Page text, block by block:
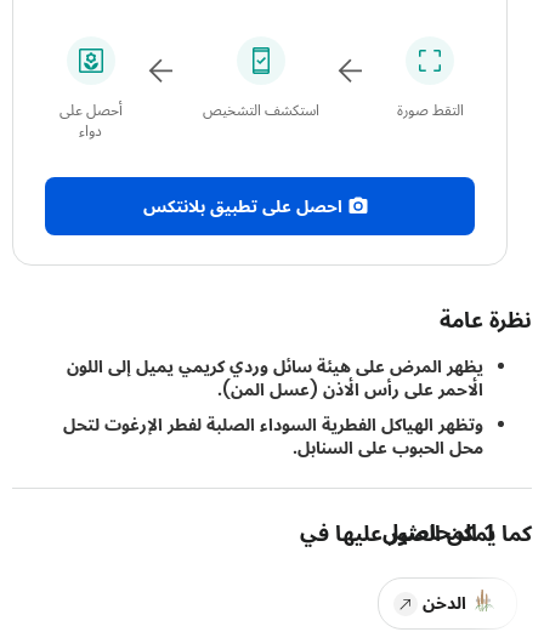
التقط صورة استكشف التشخيص
أحصل على
احصل على تطبيق بلانتكس
عامة
يظهر المرض على هيئة سائل وردي كريمي يميل إلى اللون
الأحمر على رأس الأذن (عسل المن).
وتظهر الهياكل الفطرية السوداء الصلبة لفطر الإرغوت لتحل
محل الحبوب على السنابل.
العثور عليها في 1 المحاصيل
الدخن